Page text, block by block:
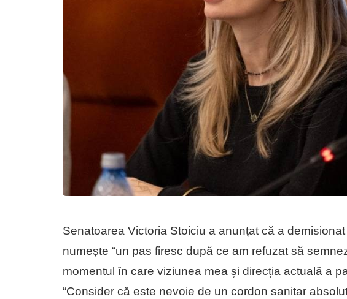
Senatoarea Victoria Stoiciu a anunțat că a
numește “un pas firesc după ce am refuzat să
momentul în care viziunea mea și direcția actuală a
“Consider că este nevoie de un cordon sanitar